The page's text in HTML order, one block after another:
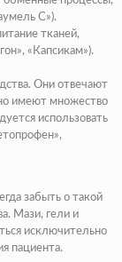
С»).
тканей,
«Капсикам»).
Они отвечают
имеют множество
использовать
забыть о такой
Мази, гели и
исключительно
пациента.